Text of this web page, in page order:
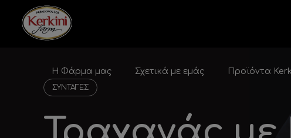
Skip to content
Η Φάρμα μας Σχετικά με εμάς Προϊόντα
ΣΥΝΤΑΓΈΣ